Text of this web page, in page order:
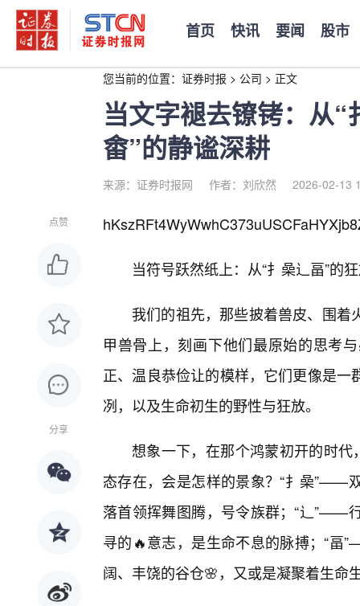
首页 快讯 要闻 股市
您当前的位置： 证券时报 > 公司 > 正文
当文字褪去镣铐：从
畬”的静谧深耕
来源：证券时报网 作者：刘欣然 2026-02-13
点赞
分享
当符号跃然纸上：从“扌喿辶畐”的
我们的祖先，那些披着兽皮、围
甲兽骨上，刻画下他们最原始的思考
正、温良恭俭让的模样，它们更像是
冽，以及生命初生的野性与狂放。
想象一下，在那个鸿蒙初开的时代
态存在，会是怎样的景象？“扌喿”——
落首领挥舞图腾，号令族群；“辶”——
寻的🔥意志，是生命不息的脉搏；“畐
阔、丰饶的谷仓🌸，又或是凝聚着生命